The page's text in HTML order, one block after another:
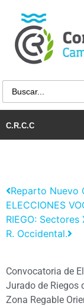
C.R.C.C
Reparto Nuevo
ELECCIONES
RIEGO: Sectores
R. Occidental.
Convocatoria de
Jurado de Riegos
Zona Regable